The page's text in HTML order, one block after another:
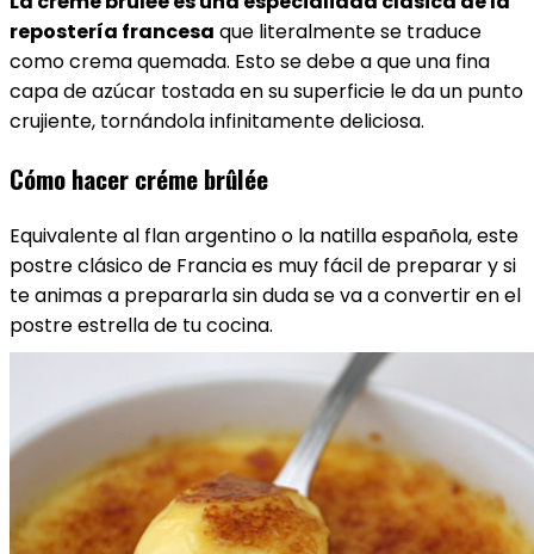
repostería francesa que literalmente se traduce
como crema quemada. Esto se debe a que una fina
capa de azúcar tostada en su superficie le da un punto
crujiente, tornándola infinitamente deliciosa.
Cómo hacer créme brûlée
Equivalente al flan argentino o la natilla española, este
postre clásico de Francia es muy fácil de preparar y si
te animas a prepararla sin duda se va a convertir en el
postre estrella de tu cocina.